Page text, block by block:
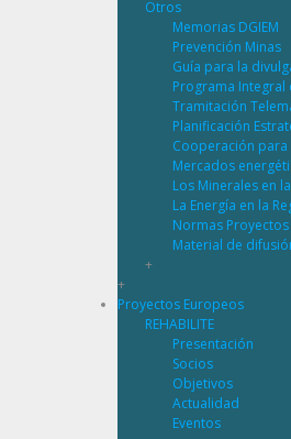
Otros
Memorias DGIEM
Prevención Minas
Guía para la
Programa Integral
Tramitación
Planificación
Cooperación para
Mercados
Los Minerales en
La Energía en la
Normas Proyectos
Material de
+
+
Proyectos Europeos
REHABILITE
Presentación
Socios
Objetivos
Actualidad
Eventos